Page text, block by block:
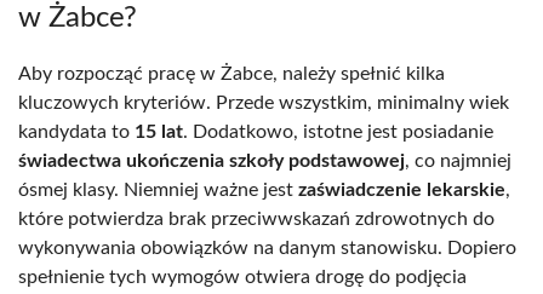
w Żabce?
Aby rozpocząć pracę w Żabce, należy spełnić kilka
kluczowych kryteriów. Przede wszystkim, minimalny wiek
kandydata to 15 lat. Dodatkowo, istotne jest posiadanie
świadectwa ukończenia szkoły podstawowej, co najmniej
ósmej klasy. Niemniej ważne jest zaświadczenie lekarskie,
które potwierdza brak przeciwwskazań zdrowotnych do
wykonywania obowiązków na danym stanowisku. Dopiero
spełnienie tych wymogów otwiera drogę do podjęcia